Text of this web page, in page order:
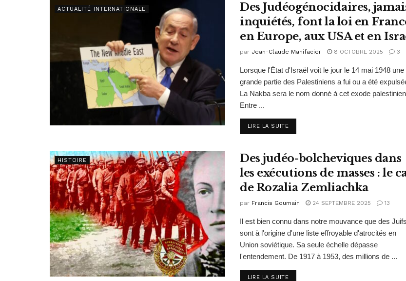
ACTUALITÉ INTERNATIONALE
Des Judéogénocidaires,
inquiétés, font la loi en
en Europe, aux USA et en
par Jean-Claude Manifacier 8 OCTOBRE 2025 3
Lorsque l'État d'Israël voit le jour le 14 mai 1948 une
grande partie des Palestiniens a fui ou a été
La Nakba sera le nom donné à cet exode
Entre ...
LIRE LA SUITEDETAILS
HISTOIRE
Des judéo-bolcheviques dans
les exécutions de masses : le
de Rozalia Zemliachka
par Francis Goumain 24 SEPTEMBRE 2025 13
Il est bien connu dans notre mouvance que des Juifs
sont à l'origine d'une liste effroyable d'atrocités en
Union soviétique. Sa seule échelle dépasse
l'entendement. De 1917 à 1953, des millions de ...
LIRE LA SUITEDETAILS